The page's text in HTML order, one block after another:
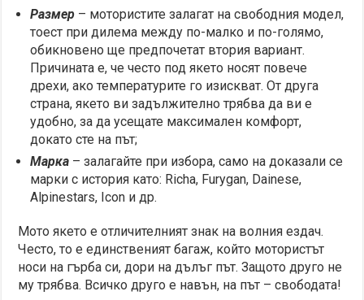
Размер – мотористите залагат на свободния модел,
тоест при дилема между по-малко и по-голямо,
обикновено ще предпочетат втория вариант.
Причината е, че често под якето носят повече
дрехи, ако температурите го изискват. От друга
страна, якето ви задължително трябва да ви е
удобно, за да усещате максимален комфорт,
докато сте на път;
Марка – залагайте при избора, само на доказали се
марки с история като: Richa, Furygan, Dainese,
Alpinestars, Icon и др.
Мото якето е отличителният знак на волния ездач.
Често, то е единственият багаж, който мотористът
носи на гърба си, дори на дълъг път. Защото друго не
му трябва. Всичко друго е навън, на път – свободата!